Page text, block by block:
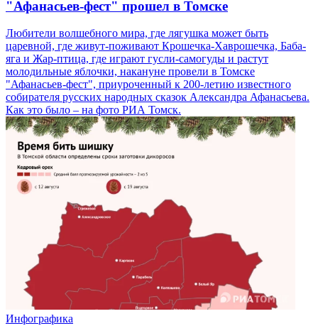
"Афанасьев-фест" прошел в Томске
Любители волшебного мира, где лягушка может быть
царевной, где живут-поживают Крошечка-Хаврошечка, Баба-
яга и Жар-птица, где играют гусли-самогуды и растут
молодильные яблочки, накануне провели в Томске
"Афанасьев-фест", приуроченный к 200-летию известного
собирателя русских народных сказок Александра Афанасьева.
Как это было – на фото РИА Томск.
Инфографика